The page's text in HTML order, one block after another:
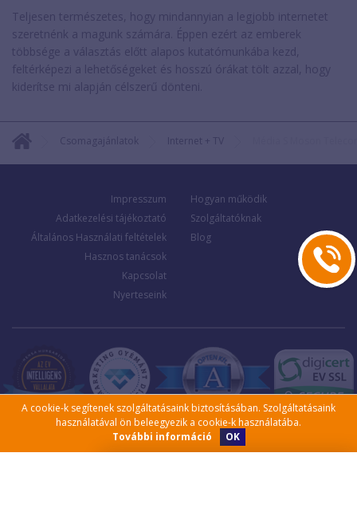
Teljesen természetes, hogy mindannyian a legjobb internetet
szeretnénk a magunk számára. Éppen ezért az emberek
többsége a választás előtt alapos kutatómunkába kezd,
feltérképezi a lehetőségeket és hosszú órákat tölt azzal, hogy
kiderítse mi alapján célszerű dönteni.
Csomagajánlatok Internet + TV
Impresszum
Adatkezelési tájékoztató
Általános Használati feltételek
Hasznos tanácsok
Kapcsolat
Nyerteseink
Hogyan működik
Szolgáltatóknak
Blog
A cookie-k segítenek szolgáltatásaink biztosításában. Szolgáltatásaink
használatával ön beleegyezik a cookie-k használatába.
További információ
OK